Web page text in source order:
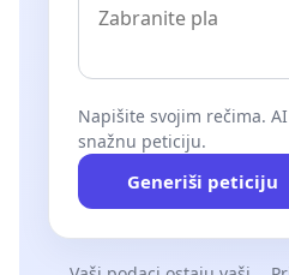
Napišite svojim rečima.
snažnu peticiju.
Generiši peticiju